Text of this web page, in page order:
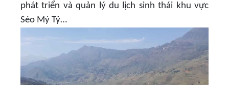
phát triển và quản lý du lịch sinh thái khu vực
Séo Mý Tỷ…